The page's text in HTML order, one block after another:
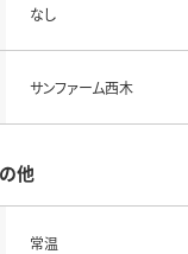
なし
サンファーム西木
他
常温